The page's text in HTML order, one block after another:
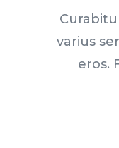
varius
eros.